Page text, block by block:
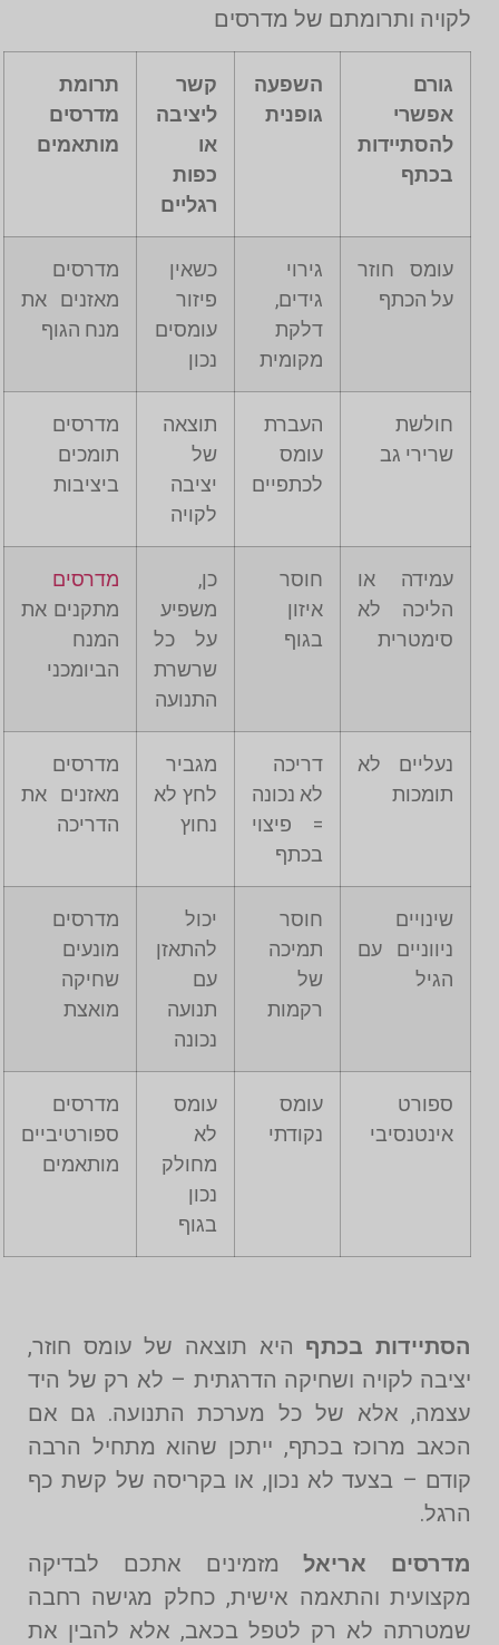
לקויה ותרומתם של מדרסים
גורם
אפשרי
להסתיידות
בכתף
השפעה
גופנית
קשר
ליציבה
או
כפות
רגליים
תרומת
מדרסים
מותאמים
עומס חוזר
על הכתף
גירוי
גידים,
דלקת
מקומית
כשאין
פיזור
עומסים
נכון
מדרסים
מאזנים את
מנח הגוף
חולשת
שרירי גב
העברת
עומס
לכתפיים
תוצאה
של
יציבה
לקויה
מדרסים
תומכים
ביציבות
עמידה או
הליכה לא
סימטרית
חוסר
איזון
בגוף
כן,
משפיע
על כל
שרשרת
התנועה
מדרסים
מתקנים את
המנח
הביומכני
נעליים לא
תומכות
דריכה
לא נכונה
= פיצוי
בכתף
מגביר
לחץ לא
נחוץ
מדרסים
מאזנים את
הדריכה
שינויים
ניווניים עם
הגיל
חוסר
תמיכה
של
רקמות
יכול
להתאזן
עם
תנועה
נכונה
מדרסים
מונעים
שחיקה
מואצת
ספורט
אינטנסיבי
עומס
נקודתי
עומס
לא
מחולק
נכון
בגוף
מדרסים
ספורטיביים
מותאמים
הסתיידות בכתף היא תוצאה של עומס חוזר,
יציבה לקויה ושחיקה הדרגתית – לא רק של היד
עצמה, אלא של כל מערכת התנועה. גם אם
הכאב מרוכז בכתף, ייתכן שהוא מתחיל הרבה
קודם – בצעד לא נכון, או בקריסה של קשת כף
הרגל.
מדרסים אריאלמזמינים אתכם לבדיקה
מקצועית והתאמה אישית, כחלק מגישה רחבה
שמטרתה לא רק לטפל בכאב, אלא להבין את